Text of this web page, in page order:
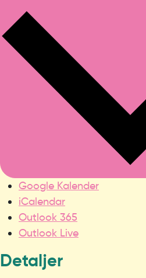
Google Kalender
iCalendar
Outlook 365
Outlook Live
Detaljer